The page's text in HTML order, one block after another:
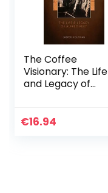
The Coffee
Visionary: The Life
and Legacy of
€16.94